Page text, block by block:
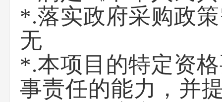
*.落实政府采购政
无
*.本项目的特定资
事责任的能力，并